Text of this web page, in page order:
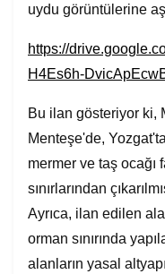
uydu görüntülerine
https://
H4Es6h-
Bu ilan gösteriyor ki,
Menteşe'de,
mermer ve taş
sınırlarından
Ayrıca, ilan edilen
orman sınırında
alanların yasal